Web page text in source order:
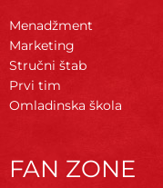
Menadžment
Marketing
Stručni štab
Prvi tim
Omladinska škola
FAN ZONE